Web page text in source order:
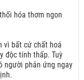
vì bất cứ chất hoá
độc tính thấp. Tuỳ
người phản ứng ngay